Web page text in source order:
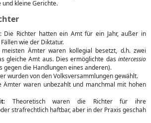
kleine Gerichte.
: Die Richter hatten ein Amt für ein Jahr, außer in
wie der Diktatur.
Ämter waren kollegial besetzt, d.h. zwei
gleiche Amt aus. Dies ermöglichte das intercessio
gegen die Handlungen eines anderen).
wurden von den Volksversammlungen gewählt.
Ämter waren unbezahlt und manchmal mit hohen
: Theoretisch waren die Richter für ihre
strafrechtlich haftbar, aber in der Praxis geschah